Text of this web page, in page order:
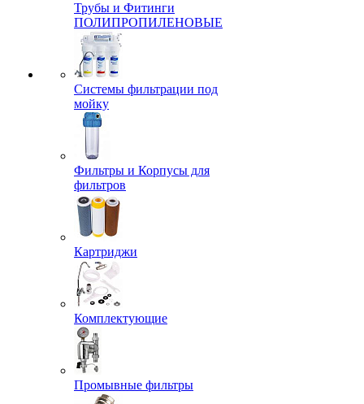
Трубы и Фитинги
ПОЛИПРОПИЛЕНОВЫЕ
Системы фильтрации под
мойку
Фильтры и Корпусы для
фильтров
Картриджи
Комплектующие
Промывные фильтры